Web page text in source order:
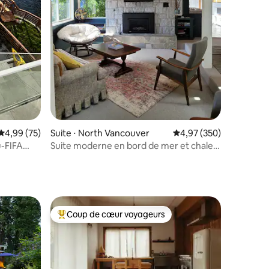
: 5 sur 5
moyenne sur la base de 75 commentaires : 4,99 sur 5
4,99 (75)
FIFA
Suite ⋅ North Vancouver Évaluation moyenne
4,97 (350)
Suite moderne en bord de mer et chalet
Coups de cœur voyageurs les plus appréciés
Coup de cœur voyageurs